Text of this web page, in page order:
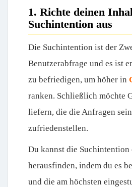
1. Richte deinen
Suchintention aus
Die Suchintention ist der
Benutzerabfrage und es ist
zu befriedigen, um höher in
ranken. Schließlich möchte
liefern, die die Anfragen
zufriedenstellen.
Du kannst die Suchintention
herausfinden, indem du es
und die am höchsten